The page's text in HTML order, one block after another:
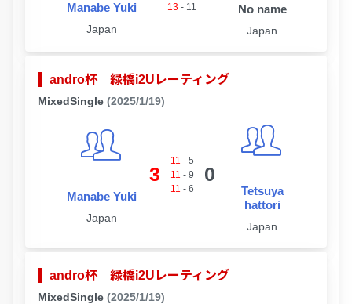
Manabe Yuki
Japan
13 - 11 No name
Japan
andro杯 緑橋i2Uレーティング
MixedSingle (2025/1/19)
Manabe Yuki
Japan
3
11 - 5
11 - 9
11 - 6
0
Tetsuya
hattori
Japan
andro杯 緑橋i2Uレーティング
MixedSingle (2025/1/19)